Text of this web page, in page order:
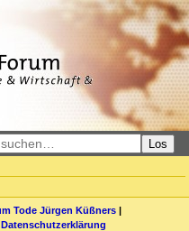
Los
Tode Jürgen Küßners |
Datenschutzerklärung